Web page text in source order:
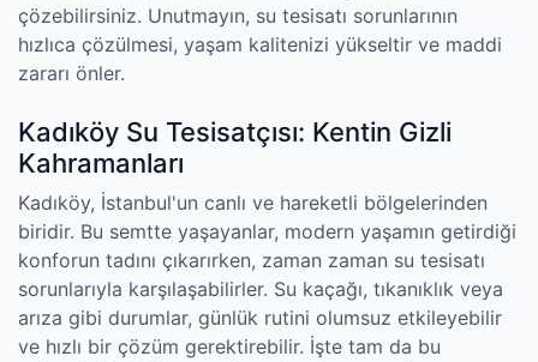
çözebilirsiniz. Unutmayın, su tesisatı sorunlarının
hızlıca çözülmesi, yaşam kalitenizi yükseltir ve maddi
zararı önler.
Kadıköy Su Tesisatçısı: Kentin Gizli
Kahramanları
Kadıköy, İstanbul'un canlı ve hareketli bölgelerinden
biridir. Bu semtte yaşayanlar, modern yaşamın getirdiği
konforun tadını çıkarırken, zaman zaman su tesisatı
sorunlarıyla karşılaşabilirler. Su kaçağı, tıkanıklık veya
arıza gibi durumlar, günlük rutini olumsuz etkileyebilir
ve hızlı bir çözüm gerektirebilir. İşte tam da bu